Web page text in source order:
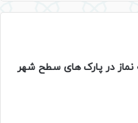
نماز در پارک های سطح شهر